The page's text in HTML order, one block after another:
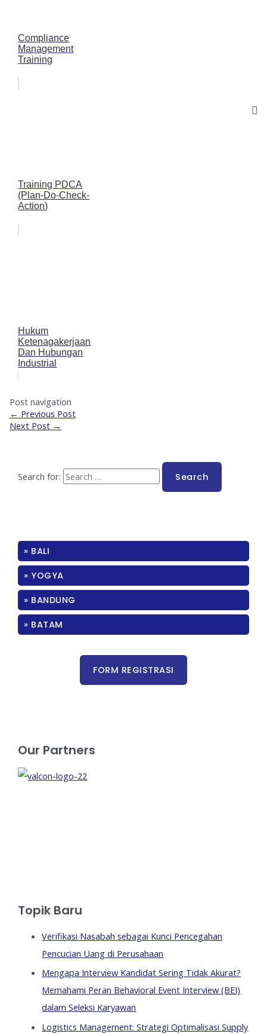
Compliance
Management
Training
Training PDCA
(Plan-Do-Check-
Action)
Hukum
Ketenagakerjaan
Dan Hubungan
Industrial
Post navigation
← Previous Post
Next Post →
Search for:
» BALI
» YOGYA
» BANDUNG
» BATAM
Our Partners
Topik Baru
Verifikasi Nasabah sebagai Kunci Pencegahan
Pencucian Uang di Perusahaan
Mengapa Interview Kandidat Sering Tidak Akurat?
Memahami Peran Behavioral Event Interview (BEI)
dalam Seleksi Karyawan
Logistics Management: Strategi Optimalisasi Supply